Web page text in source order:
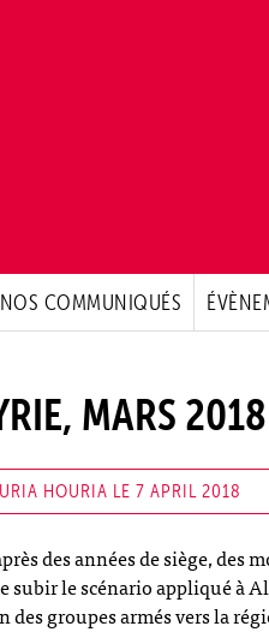
NOS COMMUNIQUÉS
MARS 2018
HOURIA LE 7 APRIL 2018
des années de siège,
subir le scénario appliqué à
des groupes armés vers la